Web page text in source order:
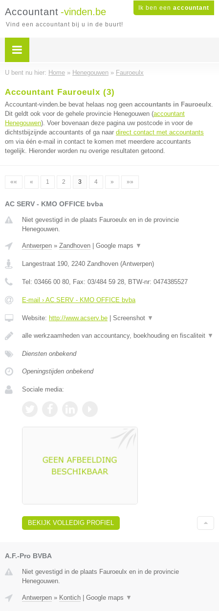
Ik ben een accountant
Accountant -vinden.be
Vind een accountant bij u in de buurt!
U bent nu hier: Home » Henegouwen » Fauroeulx
Accountant Fauroeulx (3)
Accountant-vinden.be bevat helaas nog geen accountants in Fauroeulx.
Dit geldt ook voor de gehele provincie Henegouwen (accountant
Henegouwen). Voer bovenaan deze pagina uw postcode in voor de
dichtstbijzijnde accountants of ga naar direct contact met accountants
om via één e-mail in contact te komen met meerdere accountants
tegelijk. Hieronder worden nu overige resultaten getoond.
«« « 1 2 3 4 » »»
AC SERV - KMO OFFICE bvba
Niet gevestigd in de plaats Fauroeulx en in de provincie
Henegouwen.
Antwerpen » Zandhoven Google maps ▼
Langestraat 190, 2240 Zandhoven (Antwerpen)
Tel: 03466 00 80, Fax: 03/484 59 28, BTW-nr: 0474385527
E-mail › AC SERV - KMO OFFICE bvba
Website: http://www.acserv.be Screenshot ▼
alle werkzaamheden van accountancy, boekhouding en fiscaliteit ▼
Diensten onbekend
Openingstijden onbekend
Sociale media:
BEKIJK VOLLEDIG PROFIEL
A.F.-Pro BVBA
Niet gevestigd in de plaats Fauroeulx en in de provincie
Henegouwen.
Antwerpen » Kontich | Google maps ▼